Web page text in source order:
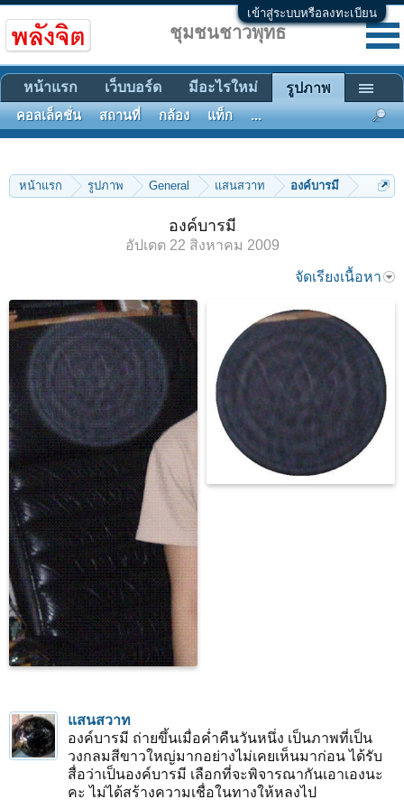
เข้าสู่ระบบหรือลงทะเบียน
หน้าแรก รูปภาพ General แสนสวาท องค์บารมี
องค์บารมี
อัปเดต 22 สิงหาคม 2009
จัดเรียงเนื้อหา
แสนสวาท
องค์บารมี ถ่ายขึ้นเมื่อค่ำคืนวันหนึ่ง เป็นภาพที่เป็น
วงกลมสีขาวใหญ่มากอย่างไม่เคยเห็นมาก่อน ได้รับ
สื่อว่าเป็นองค์บารมี เลือกที่จะพิจารณากันเอาเองนะ
คะ ไม่ได้สร้างความเชื่อในทางให้หลงไป
ชุมชนชาวพุทธ
หน้าแรก เว็บบอร์ด มีอะไรใหม่ รูปภาพ
คอลเล็คชั่น สถานที่ กล้อง แท็ก ...